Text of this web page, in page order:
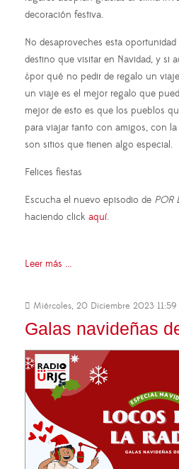
decoración festiva.
No desaproveches esta
destino que visitar en Navidad, y si
¿por qué no pedir de regalo un
un viaje es el mejor regalo que
mejor de esto es que los pueblos
para viajar tanto con amigos, con
son sitios que tienen algo especial.
Felices fiestas
Escucha el nuevo episodio de POR
haciendo click aquí.
Leer más ...
Miércoles, 20 Diciembre 2023 11:59
Galas navideñas